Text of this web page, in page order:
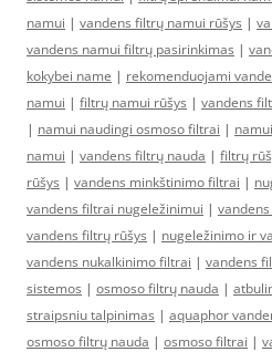
namui | vandens filtrų namui rūšys |
vandens namui filtrų pasirinkimas |
kokybei name | rekomenduojami
namui | filtrų namui rūšys | vandens
| namui naudingi osmoso filtrai |
namui | vandens filtrų nauda | filtrų
rūšys | vandens minkštinimo filtrai |
vandens filtrai nugeležinimui |
vandens filtrų rūšys | nugeležinimo ir
vandens nukalkinimo filtrai | vandens
sistemos | osmoso filtrų nauda |
straipsniu talpinimas | aquaphor
osmoso filtrų nauda | osmoso filtrai |